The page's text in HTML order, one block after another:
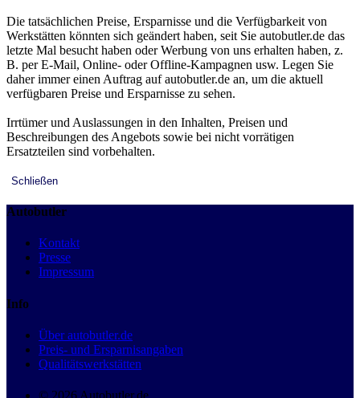
Die tatsächlichen Preise, Ersparnisse und die Verfügbarkeit von
Werkstätten könnten sich geändert haben, seit Sie autobutler.de das
letzte Mal besucht haben oder Werbung von uns erhalten haben, z.
B. per E-Mail, Online- oder Offline-Kampagnen usw. Legen Sie
daher immer einen Auftrag auf autobutler.de an, um die aktuell
verfügbaren Preise und Ersparnisse zu sehen.
Irrtümer und Auslassungen in den Inhalten, Preisen und
Beschreibungen des Angebots sowie bei nicht vorrätigen
Ersatzteilen sind vorbehalten.
Schließen
Autobutler
Kontakt
Presse
Impressum
Info
Über autobutler.de
Preis- und Ersparnisangaben
Qualitätswerkstätten